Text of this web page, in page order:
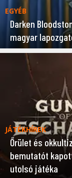
EGYÉB
Darken
magyar
JÁTÉKHÍREK
Őrület és
bemutatót
utolsó játéka